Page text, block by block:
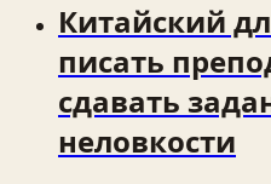
Китайский
писать
сдавать
неловкости